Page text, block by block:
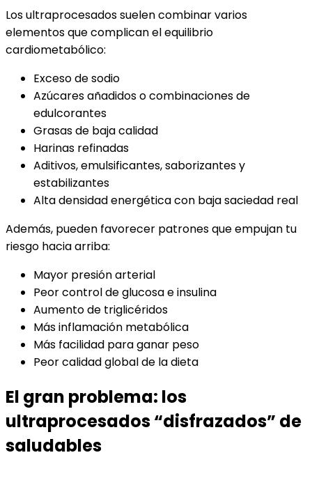
Los ultraprocesados suelen combinar varios
elementos que complican el equilibrio
cardiometabólico:
Exceso de sodio
Azúcares añadidos o combinaciones de
edulcorantes
Grasas de baja calidad
Harinas refinadas
Aditivos, emulsificantes, saborizantes y
estabilizantes
Alta densidad energética con baja saciedad real
Además, pueden favorecer patrones que empujan tu
riesgo hacia arriba:
Mayor presión arterial
Peor control de glucosa e insulina
Aumento de triglicéridos
Más inflamación metabólica
Más facilidad para ganar peso
Peor calidad global de la dieta
El gran problema: los
ultraprocesados “disfrazados” de
saludables